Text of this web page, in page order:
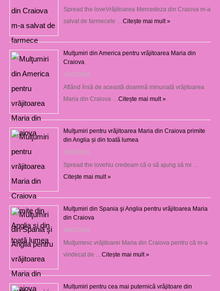
Spread the loveVrăjitoarea Mercedeza din Craiova m-a
salvat de farmecele … Citește mai mult »
Mulţumiri din America pentru vrăjitoarea Maria din
Craiova
31/07/2026
Aflând însă de această doamnă minunată vrăjitoarea
Maria din Craiova … Citește mai mult »
Mulţumiri pentru vrăjitoarea Maria din Craiova primite
din Anglia și din toată lumea
29/07/2026
Spread the loveNu credeam că o să ajung să mi …
Citește mai mult »
Mulţumiri din Spania şi Anglia pentru vrăjitoarea Maria
din Craiova
28/07/2026
Mulţumesc vrăjitoarei Maria din Craiova pentru că m-a
vindecat de … Citește mai mult »
Mulțumiri pentru cea mai puternică vrăjitoare din